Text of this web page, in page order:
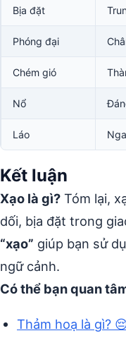
Bịa đặt
Phóng đại
Chém gió
Nổ
Láo
Kết luận
Xạo là gì? Tóm lại,
dối, bịa đặt trong
“xạo” giúp bạn sử
ngữ cảnh.
Có thể bạn quan
Thảm hoạ là gì?